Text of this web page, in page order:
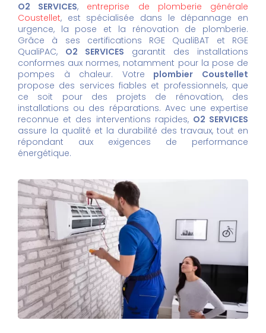
O2 SERVICES, entreprise de plomberie générale
Coustellet, est spécialisée dans le dépannage en
urgence, la pose et la rénovation de plomberie.
Grâce à ses certifications RGE QualiBAT et RGE
QualiPAC, O2 SERVICES garantit des installations
conformes aux normes, notamment pour la pose de
pompes à chaleur. Votre plombier Coustellet
propose des services fiables et professionnels, que
ce soit pour des projets de rénovation, des
installations ou des réparations. Avec une expertise
reconnue et des interventions rapides, O2 SERVICES
assure la qualité et la durabilité des travaux, tout en
répondant aux exigences de performance
énergétique.